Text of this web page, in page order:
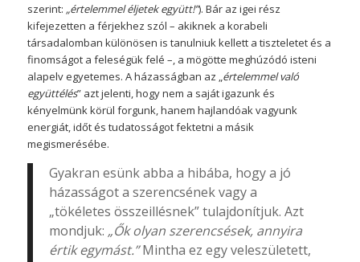
szerint: „értelemmel éljetek együtt!”). Bár az igei rész
kifejezetten a férjekhez szól – akiknek a korabeli
társadalomban különösen is tanulniuk kellett a tiszteletet és a
finomságot a feleségük felé –, a mögötte meghúzódó isteni
alapelv egyetemes. A házasságban az „értelemmel való
együttélés” azt jelenti, hogy nem a saját igazunk és
kényelmünk körül forgunk, hanem hajlandóak vagyunk
energiát, időt és tudatosságot fektetni a másik
megismerésébe.
Gyakran esünk abba a hibába, hogy a jó
házasságot a szerencsének vagy a
„tökéletes összeillésnek” tulajdonítjuk. Azt
mondjuk: „Ők olyan szerencsések, annyira
értik egymást.”Mintha ez egy veleszületett,